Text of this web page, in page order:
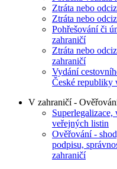
Ztráta nebo
Ztráta nebo
Pohřešování či
zahraničí
Ztráta nebo
zahraničí
Vydání
České republiky
V zahraničí -
veřejných listin
Ověřování -
podpisu,
zahraničí